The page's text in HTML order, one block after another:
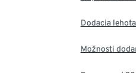
Dodacia lehota
Možnosti